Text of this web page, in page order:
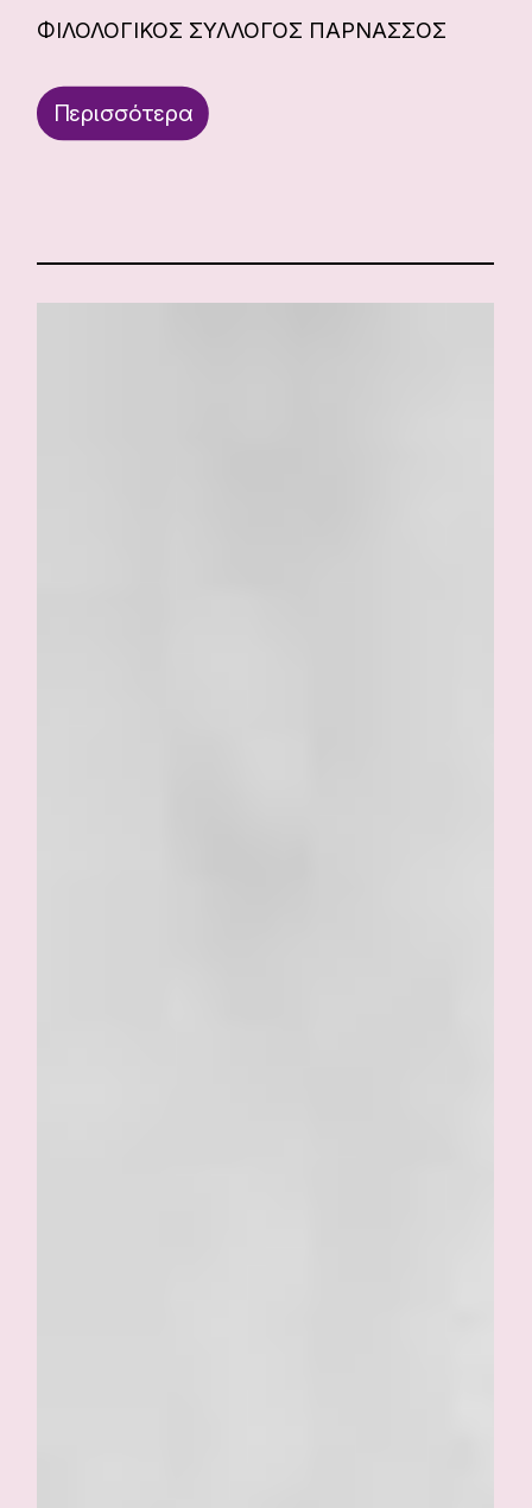
ΦΙΛΟΛΟΓΙΚΟΣ ΣΥΛΛΟΓΟΣ ΠΑΡΝΑΣΣΟΣ
Περισσότερα